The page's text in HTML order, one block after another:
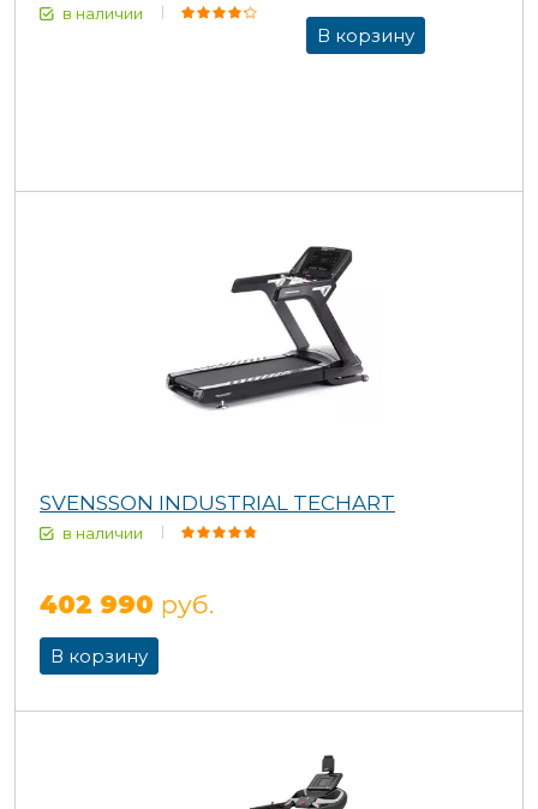
в наличии
В корзину
SVENSSON INDUSTRIAL TECHART
в наличии
402 990 руб.
В корзину